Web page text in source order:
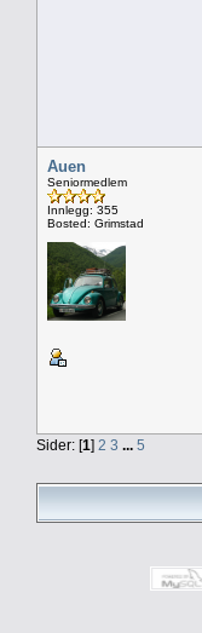
Auen
Seniormedlem
Innlegg: 355
Bosted: Grimstad
Sider: [1] 2 3 ... 5